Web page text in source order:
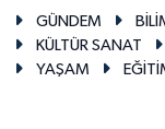
GÜNDEM
KÜLTÜR SANAT
YAŞAM